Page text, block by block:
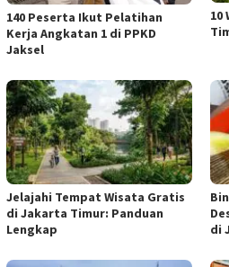
140 Peserta Ikut Pelatihan
Kerja Angkatan 1 di PPKD
Jaksel
10
Jelajahi Tempat Wisata Gratis
di Jakarta Timur: Panduan
Lengkap
di